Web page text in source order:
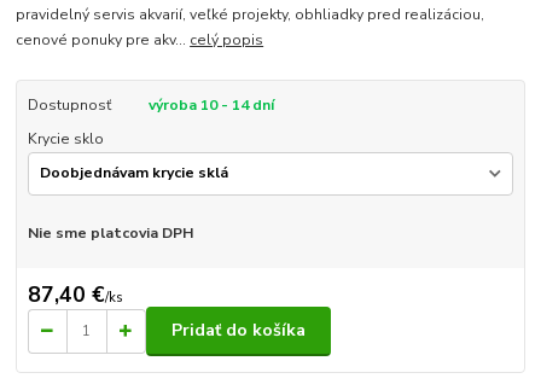
pravidelný servis akvarií, veľké projekty, obhliadky pred realizáciou,
cenové ponuky pre akv... celý popis
Dostupnosť
výroba 10 - 14 dní
Krycie sklo
Nie sme platcovia DPH
87,40 €/ks
Pridať do košíka